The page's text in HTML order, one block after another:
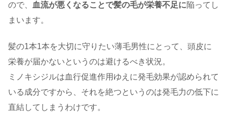
ので、
血流が悪くなることで髪の毛が栄養不足に陥ってし
まいます。
髪の1本1本を大切に守りたい薄毛男性にとって、頭皮に
栄養が届かないというのは避けるべき状況。
ミノキシジルは血行促進作用ゆえに発毛効果が認められて
いる成分ですから、それを絶つというのは発毛力の低下に
直結してしまうわけです。